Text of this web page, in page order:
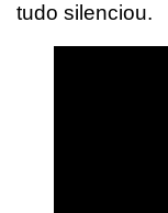
tudo silenciou.